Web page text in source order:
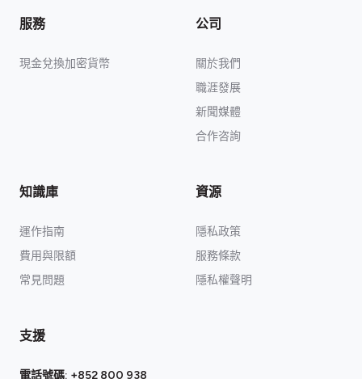
服務
現金兌換加密貨幣
公司
關於我們
職涯發展
新聞媒體
合作咨詢
知識庫
運作指南
費用與限額
常見問題
資源
隱私政策
服務條款
隱私權聲明
支援
電話號碼: +852 800 938